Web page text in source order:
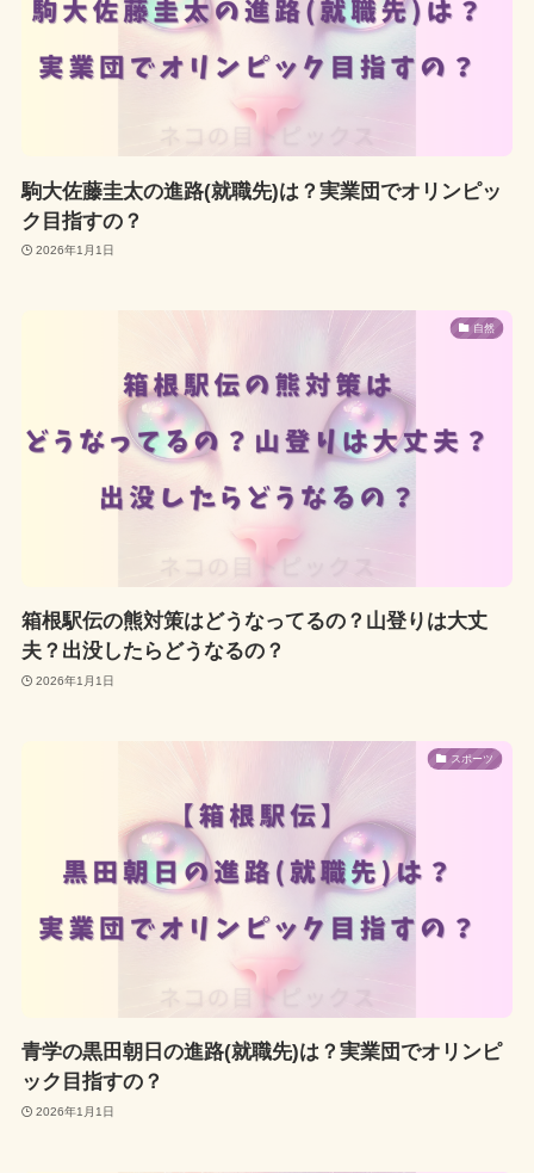
駒大佐藤圭太の進路(就職先)は？実業団でオリンピッ
ク目指すの？
2026年1月1日
自然
箱根駅伝の熊対策はどうなってるの？山登りは大丈
夫？出没したらどうなるの？
2026年1月1日
スポーツ
青学の黒田朝日の進路(就職先)は？実業団でオリンピ
ック目指すの？
2026年1月1日